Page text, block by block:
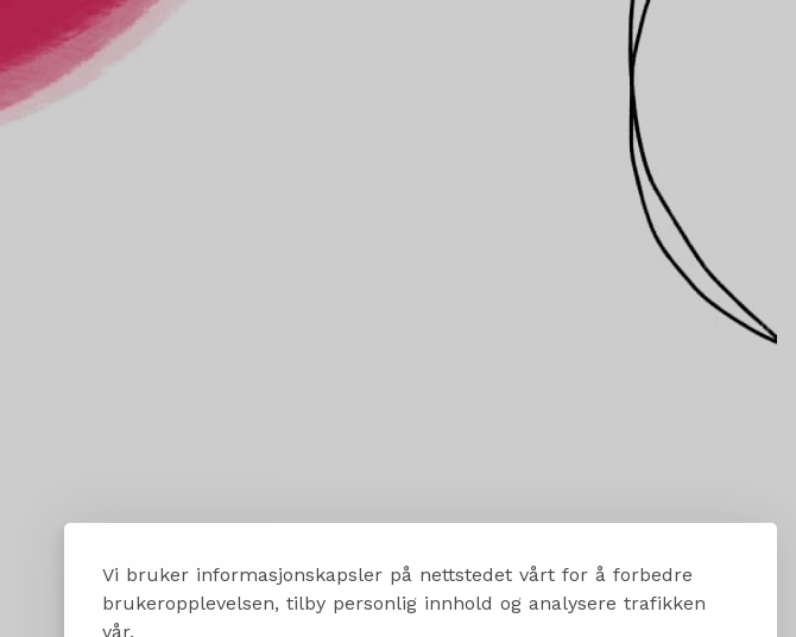
Vi bruker informasjonskapsler på nettstedet vårt for å forbedre
brukeropplevelsen, tilby personlig innhold og analysere trafikken
vår.